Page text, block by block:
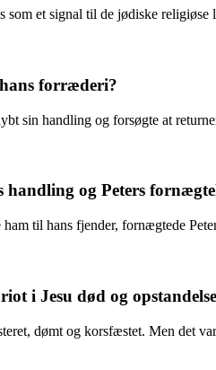
som et signal til de jødiske religiøse
forræderi?
sin handling og forsøgte at
og Peters
til hans fjender, fornægtede
i Jesu død og
dømt og korsfæstet. Men det